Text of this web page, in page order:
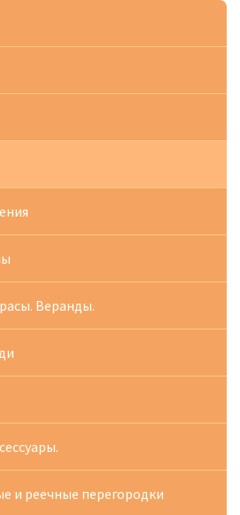
Веранды.
и реечные перегородки